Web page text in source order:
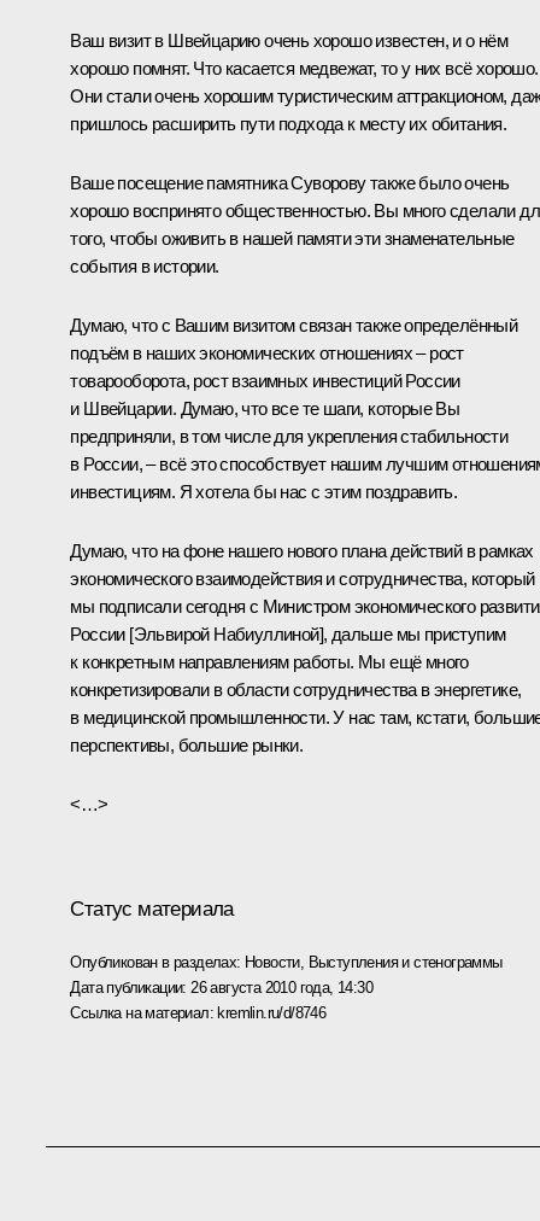
Ваш визит в Швейцарию очень хорошо известен, и о нём
хорошо помнят. Что касается медвежат, то у них всё хорошо.
Они стали очень хорошим туристическим аттракционом,
пришлось расширить пути подхода к месту их обитания.
Ваше посещение памятника Суворову также было очень
хорошо воспринято общественностью. Вы много сделали
того, чтобы оживить в нашей памяти эти знаменательные
события в истории.
Думаю, что с Вашим визитом связан также определённый
подъём в наших экономических отношениях – рост
товарооборота, рост взаимных инвестиций России
и Швейцарии. Думаю, что все те шаги, которые Вы
предприняли, в том числе для укрепления стабильности
в России, – всё это способствует нашим лучшим
инвестициям. Я хотела бы нас с этим поздравить.
Думаю, что на фоне нашего нового плана действий в рамках
экономического взаимодействия и сотрудничества, который
мы подписали сегодня с Министром экономического
России [Эльвирой Набиуллиной], дальше мы приступим
к конкретным направлениям работы. Мы ещё много
конкретизировали в области сотрудничества в энергетике,
в медицинской промышленности. У нас там, кстати,
перспективы, большие рынки.
<…>
Статус материала
Опубликован в разделах: Новости, Выступления и стенограммы
Дата публикации: 26 августа 2010 года, 14:30
Ссылка на материал: kremlin.ru/d/8746